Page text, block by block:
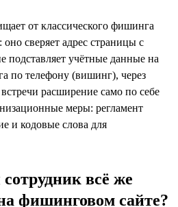
от классического фишинга
сверяет адрес страницы с
подставляет учётные данные на
по телефону (вишинг), через
расширение само по себе
меры: регламент
и кодовые слова для
всё же
фишинговом сайте?